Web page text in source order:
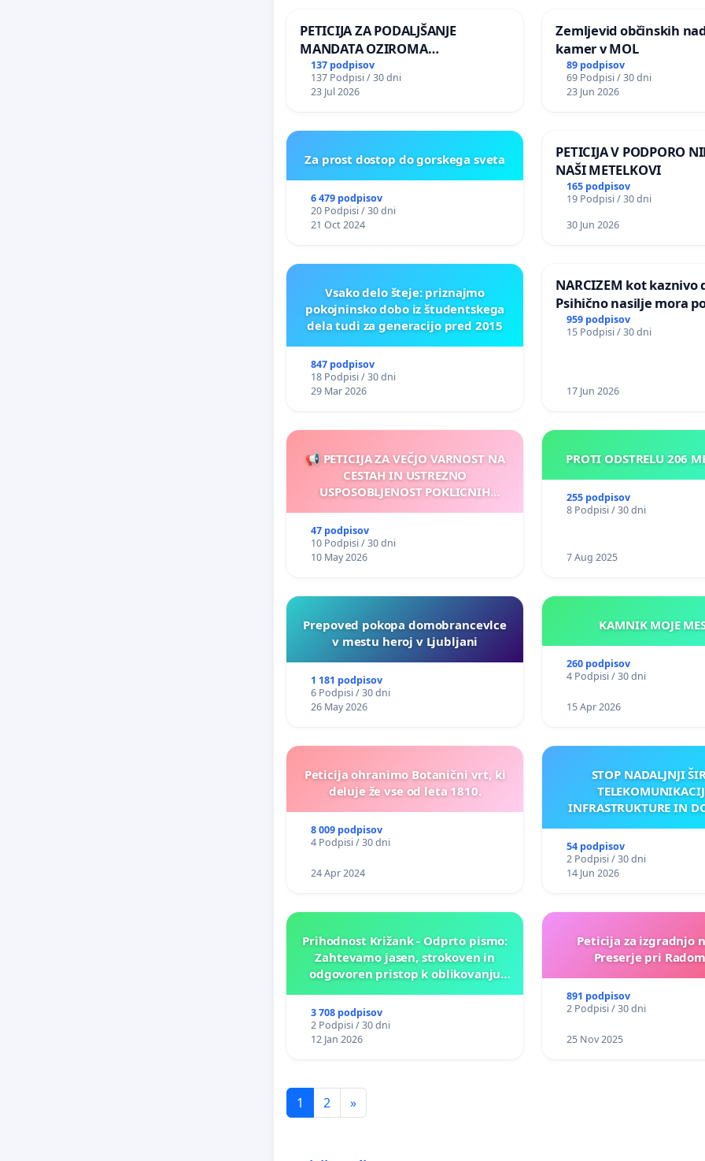
PETICIJA ZA PODALJŠANJE
MANDATA OZIROMA
ČIMPREJŠNJO PONOVNO
NAPOTITEV GOSPODA BERNARDA
ŠRAJNERJA NA VELEPOSLANIŠTVO
137 podpisov
137 Podpisi / 30 dni
23 Jul 2026
Zemljevid občinskih
kamer v MOL
89 podpisov
69 Podpisi / 30 dni
23 Jun 2026
Za prost dostop do gorskega sveta
6 479 podpisov
20 Podpisi / 30 dni
21 Oct 2024
PETICIJA V PODPORO
NAŠI METELKOVI
165 podpisov
19 Podpisi / 30 dni
30 Jun 2026
Vsako delo šteje: priznajmo
pokojninsko dobo iz študentskega
dela tudi za generacijo pred 2015
847 podpisov
18 Podpisi / 30 dni
29 Mar 2026
NARCIZEM kot kaznivo
Psihično nasilje mora
enako prepoznano kot
nasilje
959 podpisov
15 Podpisi / 30 dni
17 Jun 2026
📢 PETICIJA ZA VEČJO VARNOST NA
CESTAH IN USTREZNO
USPOSOBLJENOST POKLICNIH
47 podpisov
10 Podpisi / 30 dni
10 May 2026
PROTI ODSTRELU 206
255 podpisov
8 Podpisi / 30 dni
7 Aug 2025
Prepoved pokopa domobrancevlce
v mestu heroj v Ljubljani
1 181 podpisov
6 Podpisi / 30 dni
26 May 2026
KAMNIK
260 podpisov
4 Podpisi / 30 dni
15 Apr 2026
Peticija ohranimo Botanični vrt, ki
deluje že vse od leta 1810.
8 009 podpisov
4 Podpisi / 30 dni
24 Apr 2024
STOP NADALJNJI
INFRASTRUKTURE IN
54 podpisov
2 Podpisi / 30 dni
14 Jun 2026
Prihodnost Križank - Odprto pismo:
Zahtevamo jasen, strokoven in
odgovoren pristop k oblikovanju
3 708 podpisov
2 Podpisi / 30 dni
12 Jan 2026
Peticija za izgradnjo
Preserje pri
891 podpisov
2 Podpisi / 30 dni
25 Nov 2025
1 2 »